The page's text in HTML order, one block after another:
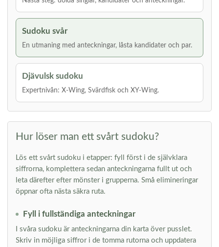
Sudoku svår
En utmaning med anteckningar, låsta kandidater och par.
Djävulsk sudoku
Expertnivån: X-Wing, Svärdfisk och XY-Wing.
Hur löser man ett svårt sudoku?
Lös ett svårt sudoku i etapper: fyll först i de självklara
siffrorna, komplettera sedan anteckningarna fullt ut och
leta därefter efter mönster i grupperna. Små elimineringar
öppnar ofta nästa säkra ruta.
Fyll i fullständiga anteckningar
I svåra sudoku är anteckningarna din karta över pusslet.
Skriv in möjliga siffror i de tomma rutorna och uppdatera